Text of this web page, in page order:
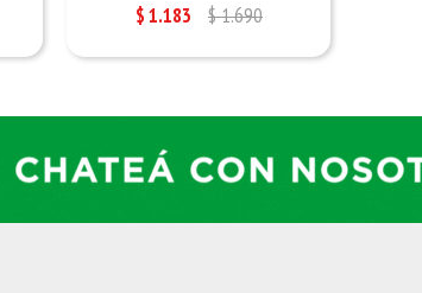
$1.183 $1.690